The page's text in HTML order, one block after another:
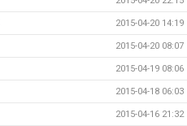
2015-04-20 14:19
2015-04-20 08:07
2015-04-19 08:06
2015-04-18 06:03
2015-04-16 21:32